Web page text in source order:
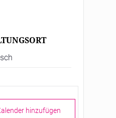
hinzufügen